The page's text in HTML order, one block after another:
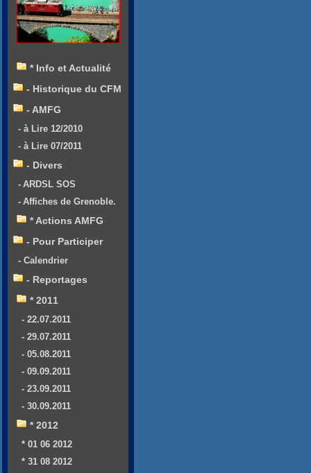
* Info et Actualité
- Historique du CFM
- AMFG
- à Lire 12/2010
- à Lire 07/2011
- Divers
- ARDSL SOS
- Affiches de Grenoble.
* Actions AMFG
- Pour Participer
- Calendrier
- Reportages
* 2011
- 22.07.2011
- 29.07.2011
- 05.08.2011
- 09.09.2011
- 23.09.2011
- 30.09.2011
* 2012
* 01 06 2012
* 31 08 2012